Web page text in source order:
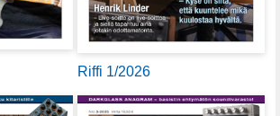
Riffi 1/2026